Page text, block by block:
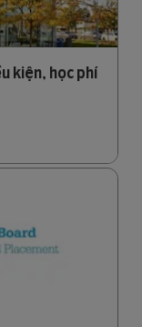
kiện, học phí